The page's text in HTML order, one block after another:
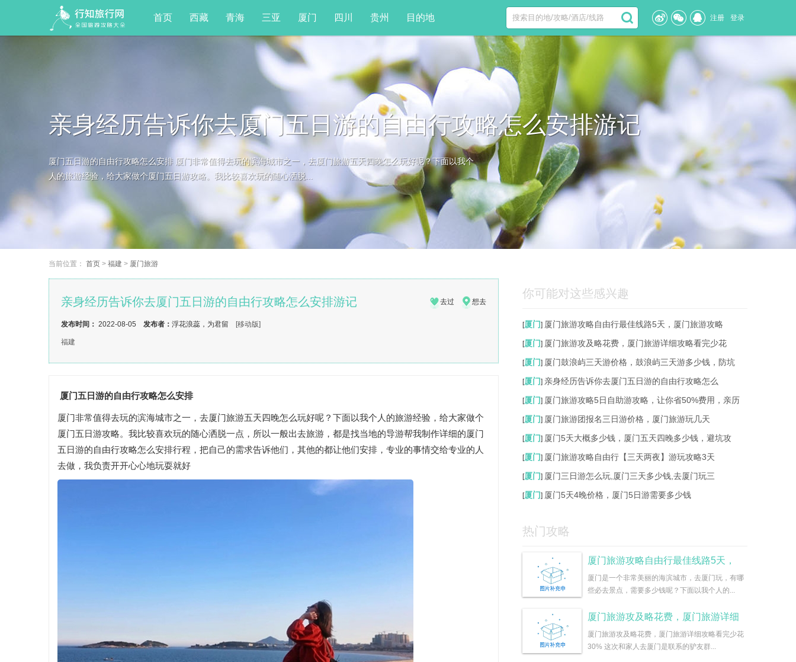
首页 西藏 青海 三亚 厦门 四川 贵州 目的地 注册 登录
亲身经历告诉你去厦门五日游的自由行攻略怎么安排游记
厦门五日游的自由行攻略怎么安排 厦门非常值得去玩的滨海城市之一，去厦门旅游五天四晚怎么玩好呢？下面以我个
人的旅游经验，给大家做个厦门五日游攻略。我比较喜欢玩的随心洒脱...
当前位置： 首页 > 福建 > 厦门旅游
亲身经历告诉你去厦门五日游的自由行攻略怎么安排游记 想去
去过
发布时间： 2022-08-05 发布者： 浮花浪蕊，为君留 [移动版]
福建
厦门五日游的自由行攻略怎么安排
厦门非常值得去玩的滨海城市之一，去厦门旅游五天四晚怎么玩好呢？下面以我个人的旅游经验，给大家做个
厦门五日游攻略。我比较喜欢玩的随心洒脱一点，所以一般出去旅游，都是找当地的导游帮我制作详细的厦门
五日游的自由行攻略怎么安排行程，把自己的需求告诉他们，其他的都让他们安排，专业的事情交给专业的人
去做，我负责开开心心地玩耍就好
你可能对这些感兴趣
[厦门] 厦门旅游攻略自由行最佳线路5天，厦门旅游攻略
[厦门] 厦门旅游攻及略花费，厦门旅游详细攻略看完少花
[厦门] 厦门鼓浪屿三天游价格，鼓浪屿三天游多少钱，防坑
[厦门] 亲身经历告诉你去厦门五日游的自由行攻略怎么
[厦门] 厦门旅游攻略5日自助游攻略，让你省50%费用，亲历
[厦门] 厦门旅游团报名三日游价格，厦门旅游玩几天
[厦门] 厦门5天大概多少钱，厦门五天四晚多少钱，避坑攻
[厦门] 厦门旅游攻略自由行【三天两夜】游玩攻略3天
[厦门] 厦门三日游怎么玩,厦门三天多少钱,去厦门玩三
[厦门] 厦门5天4晚价格，厦门5日游需要多少钱
热门攻略
厦门旅游攻略自由行最佳线路5天，
厦门是一个非常美丽的海滨城市，去厦门玩，有哪
些必去景点，需要多少钱呢？下面以我个人的...
厦门旅游攻及略花费，厦门旅游详细
厦门旅游攻及略花费，厦门旅游详细攻略看完少花
30% 这次和家人去厦门是联系的驴友群...